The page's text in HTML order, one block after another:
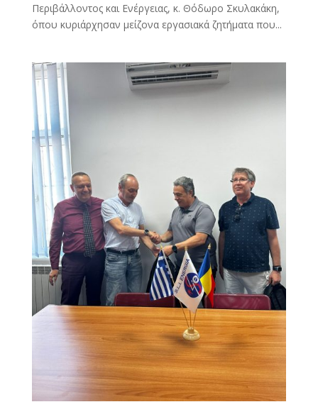
Περιβάλλοντος και Ενέργειας, κ. Θόδωρο Σκυλακάκη,
όπου κυριάρχησαν μείζονα εργασιακά ζητήματα που...